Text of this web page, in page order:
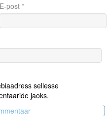
E-post *
sellesse
jaoks.